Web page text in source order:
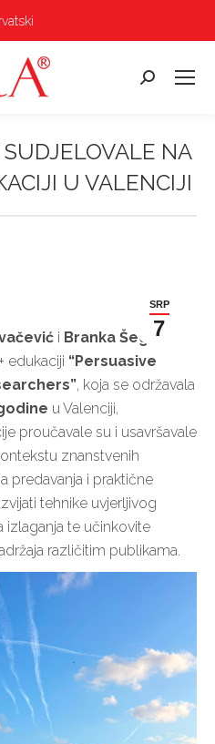
Pretraga:
NA
U VALENCIJI
SRP
7
i Branka Šegvić
edukaciji “Persuasive
, koja se održavala
u Valenciji,
proučavale su i usavršavale
znanstvenih
predavanja i praktične
tehnike uvjerljivog
izlaganja te učinkovite
različitim publikama.